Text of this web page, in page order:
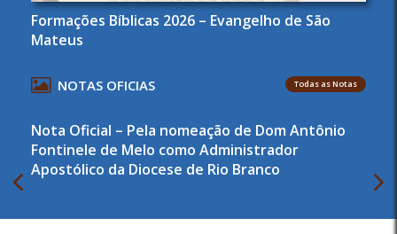
Formações Bíblicas 2026 – Evangelho de São
Mateus
NOTAS OFICIAS Todas as Notas
Nota Oficial – Pela nomeação de Dom Antônio
Fontinele de Melo como Administrador
Apostólico da Diocese de Rio Branco